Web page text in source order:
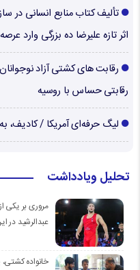
تألیف کتاب منابع انسانی
اثر تازه علیرضا ده بزرگی وارد
رقابت های کشتی آزاد
رقابتی حساس با روسیه
لیگ حرفه‌ای آمریکا / کادیف،
تحلیل ویادداشت
مروری بر
عبدالرشید
خانواده